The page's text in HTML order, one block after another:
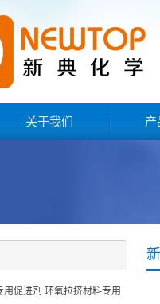
关于我们 产
用促进剂 环氧拉挤材料专用